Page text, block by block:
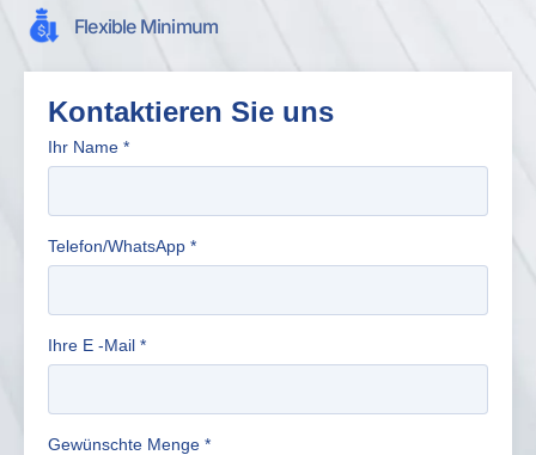
Flexible Minimum
Kontaktieren Sie uns
Ihr Name *
Telefon/WhatsApp *
Ihre E -Mail *
Gewünschte Menge *